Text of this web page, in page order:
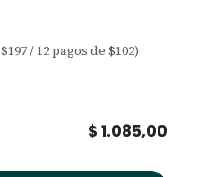
/ 12 pagos de $102)
$ 1.085,00